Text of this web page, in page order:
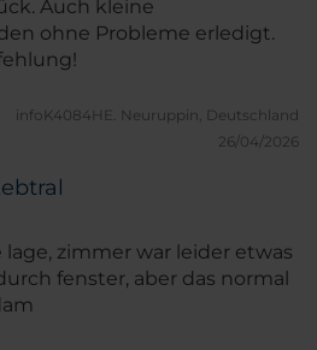
Auch kleine
ohne Probleme erledigt.
infoK4084HE.
Neuruppin, Deutschland
26/04/2026
zimmer war leider etwas
fenster, aber das normal